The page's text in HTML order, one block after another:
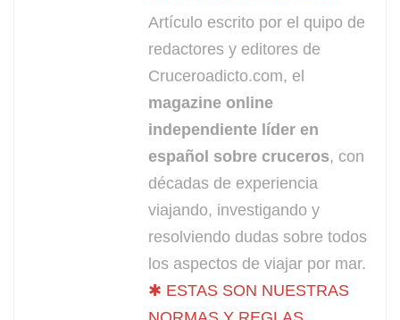
Artículo escrito por el quipo de
redactores y editores de
Cruceroadicto.com, el
magazine online
independiente líder en
español sobre cruceros, con
décadas de experiencia
viajando, investigando y
resolviendo dudas sobre todos
los aspectos de viajar por mar.
✱ ESTAS SON NUESTRAS